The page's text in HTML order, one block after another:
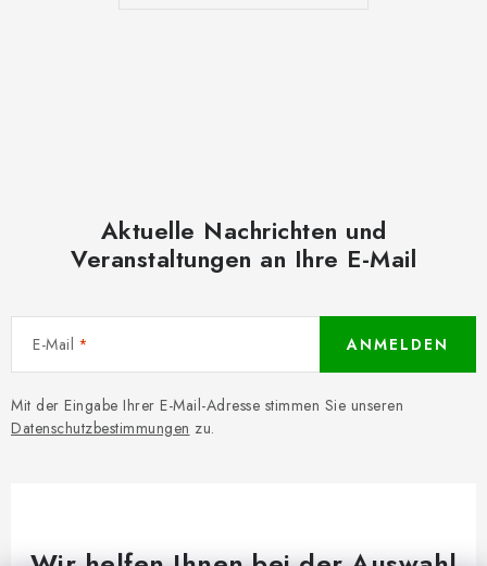
Aktuelle Nachrichten und
Veranstaltungen an Ihre E-Mail
E-Mail
Mit der Eingabe Ihrer E-Mail-Adresse stimmen Sie unseren
Datenschutzbestimmungen zu.
ANMELDEN